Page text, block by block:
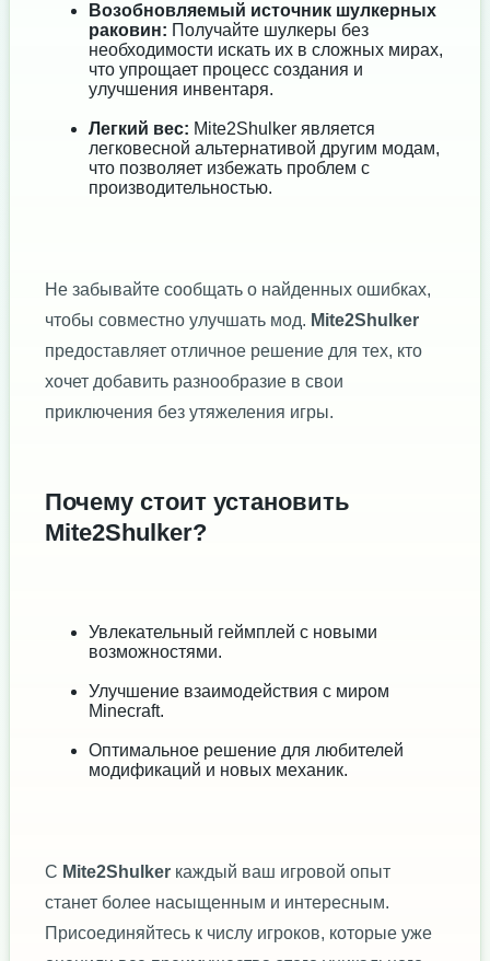
Возобновляемый источник шулкерных
раковин: Получайте шулкеры без
необходимости искать их в сложных мирах,
что упрощает процесс создания и
улучшения инвентаря.
Легкий вес: Mite2Shulker является
легковесной альтернативой другим модам,
что позволяет избежать проблем с
производительностью.
Не забывайте сообщать о найденных ошибках,
чтобы совместно улучшать мод. Mite2Shulker
предоставляет отличное решение для тех, кто
хочет добавить разнообразие в свои
приключения без утяжеления игры.
Почему стоит установить
Mite2Shulker?
Увлекательный геймплей с новыми
возможностями.
Улучшение взаимодействия с миром
Minecraft.
Оптимальное решение для любителей
модификаций и новых механик.
С Mite2Shulker каждый ваш игровой опыт
станет более насыщенным и интересным.
Присоединяйтесь к числу игроков, которые уже